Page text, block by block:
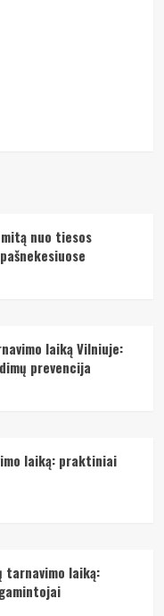
nuo tiesos
laiką Vilniuje:
prevencija
laiką: praktiniai
laiką: